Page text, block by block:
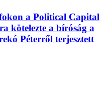
a Political Capital
kötelezte a bíróság a
Péterről terjesztett